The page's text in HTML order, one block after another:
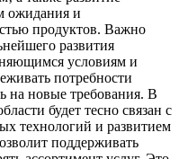
ожидания и
продуктов. Важно
развития
условиям и
потребности
на новые требования. В
будет тесно связан с
технологий и развитием
поддерживать